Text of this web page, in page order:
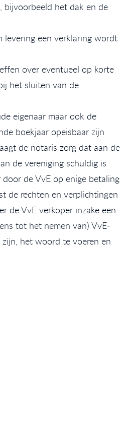
bijvoorbeeld het dak en de
levering een verklaring wordt
over eventueel op korte
het sluiten van de
eigenaar maar ook de
boekjaar opeisbaar zijn
de notaris zorg dat aan de
de vereniging schuldig is
de VvE op enige betaling
de rechten en verplichtingen
de VvE verkoper inzake een
tot het nemen van) VvE-
het woord te voeren en